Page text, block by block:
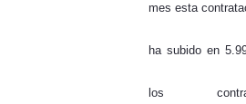
mes esta
ha subido en
los